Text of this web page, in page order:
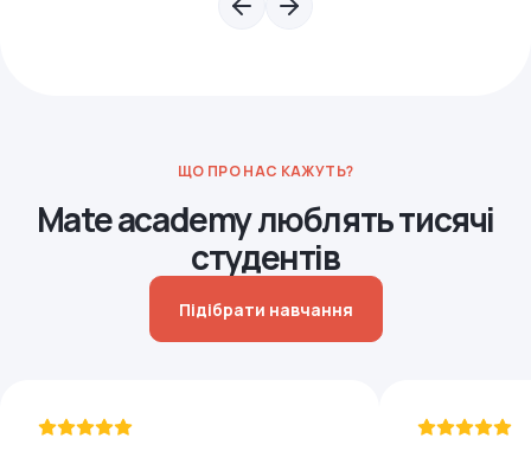
ЩО ПРО НАС КАЖУТЬ?
Mate academy люблять тисячі
студентів
Підібрати навчання